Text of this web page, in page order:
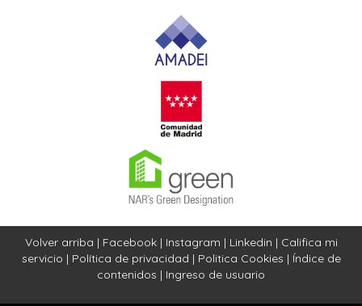
este complejo territorio con confianza y determinación.
Ahora, con estas estrategias en mente, te invito a dar el
en actuar, porque el momento de aprovechar las
Volver arriba | Facebook| Instagram | Linkedin | Califica mi
servicio | Política de privacidad | Politica Cookies | Índice de
contenidos | Ingreso de usuario